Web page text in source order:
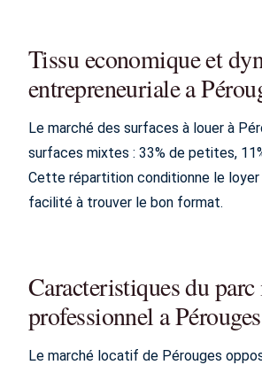
Tissu economique et
entrepreneuriale a
Le marché des surfaces à louer à
surfaces mixtes : 33% de petites,
Cette répartition conditionne le
facilité à trouver le bon format.
Caracteristiques du
professionnel a Pérouges
Le marché locatif de Pérouges